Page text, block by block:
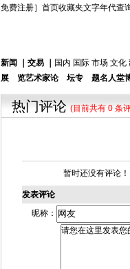
免费注册］ 文字年代查
收藏夹
首页
新闻 国内 国际 市场 文化
交易
展 览艺术家论 坛专 题名人堂
热门评论(目前共有 0 条
暂时还没有评论！
发表评论
昵称：